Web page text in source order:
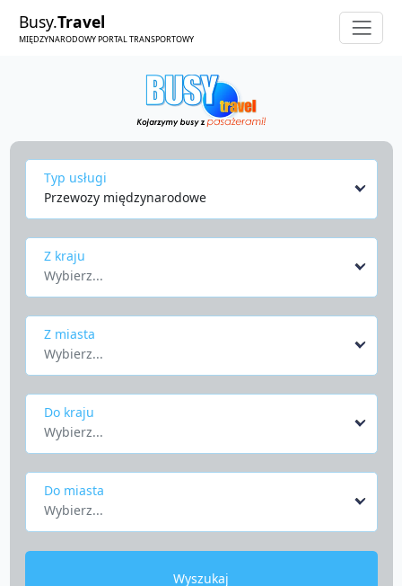
Busy.Travel
MIĘDZYNARODOWY PORTAL TRANSPORTOWY
Typ usługi
Przewozy międzynarodowe
Z kraju
Wybierz...
Z miasta
Wybierz...
Do kraju
Wybierz...
Do miasta
Wybierz...
Wyszukaj